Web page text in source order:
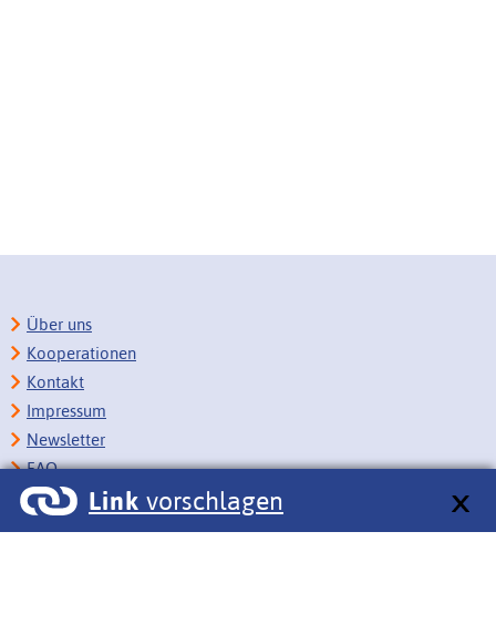
Link vorschlagen
Über uns
Kooperationen
Kontakt
Impressum
Newsletter
FAQ
Copyright